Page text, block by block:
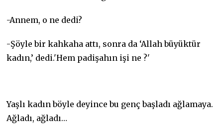
-Annem, o ne dedi?
-Şöyle bir kahkaha attı, sonra da ‘Allah büyüktür
kadın,’ dedi.'Hem padişahın işi ne ?'
Yaşlı kadın böyle deyince bu genç başladı ağlamaya.
Ağladı, ağladı…